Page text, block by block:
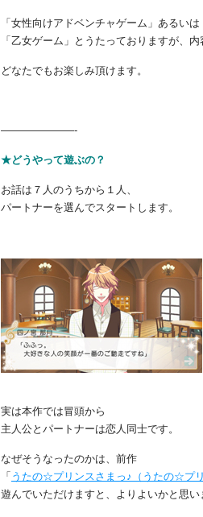
「女性向けアドベンチャゲーム」あるいは
「乙女ゲーム」とうたっておりますが、内
どなたでもお楽しみ頂けます。
———————-
★どうやって遊ぶの？
お話は７人のうちから１人、
パートナーを選んでスタートします。
実は本作では冒頭から
主人公とパートナーは恋人同士です。
なぜそうなったのかは、前作
「 うたの☆プリンスさまっ♪（うたの☆プリ
遊んでいただけますと、よりよいかと思い